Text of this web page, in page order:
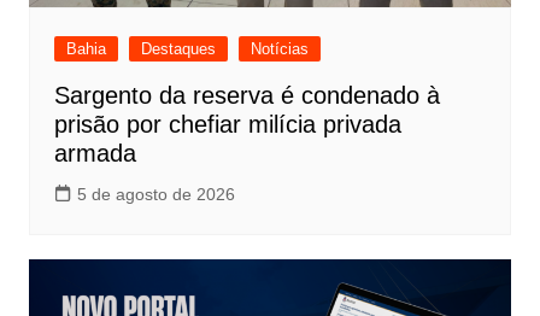
Bahia Destaques Notícias
Sargento da reserva é condenado à
prisão por chefiar milícia privada
armada
5 de agosto de 2026